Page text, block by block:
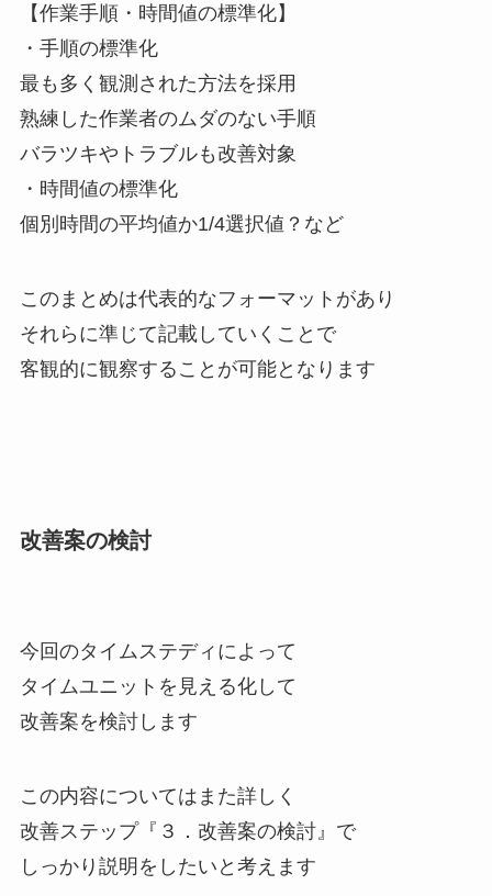
【作業手順・時間値の標準化】
・手順の標準化
最も多く観測された方法を採用
熟練した作業者のムダのない手順
バラツキやトラブルも改善対象
・時間値の標準化
個別時間の平均値か1/4選択値？など
このまとめは代表的なフォーマットがあり
それらに準じて記載していくことで
客観的に観察することが可能となります
改善案の検討
今回のタイムステディによって
タイムユニットを見える化して
改善案を検討します
この内容についてはまた詳しく
改善ステップ『３．改善案の検討』で
しっかり説明をしたいと考えます